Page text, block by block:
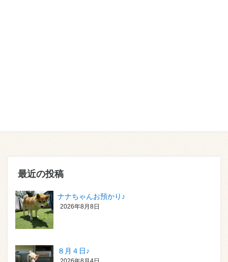
最近の投稿
ナナちゃんお預かり♪
2026年8月8日
８月４日♪